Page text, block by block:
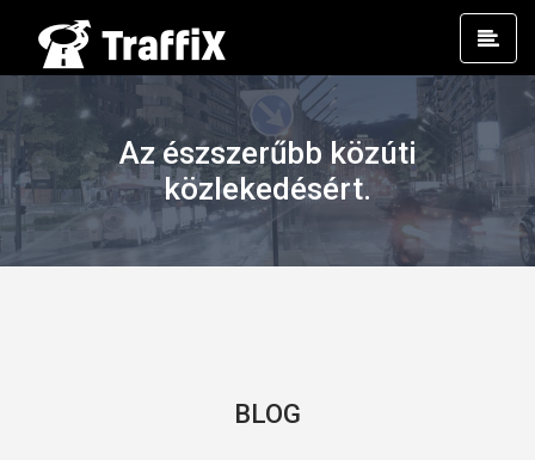
Az észszerűbb közúti
közlekedésért.
BLOG